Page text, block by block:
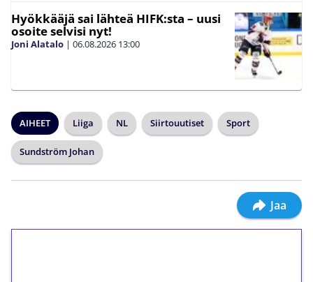
Hyökkääjä sai lähteä HIFK:sta – uusi
osoite selvisi nyt!
Joni Alatalo | 06.08.2026 13:00
AIHEET Liiga NL Siirtouutiset Sport
Sundström Johan
Jaa